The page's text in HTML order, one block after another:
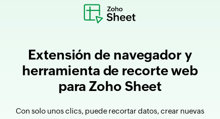
Extensión de navegador y
herramienta de recorte web
para Zoho Sheet
Con solo unos clics, puede recortar datos, crear nuevas